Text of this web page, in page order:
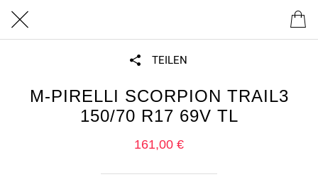
TEILEN
M-PIRELLI SCORPION TRAIL3
150/70 R17 69V TL
161,00 €